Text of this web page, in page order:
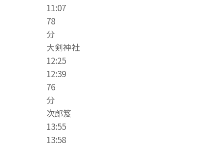
11:07
78
分
大剣神社
12:25
12:39
76
分
次郎笈
13:55
13:58